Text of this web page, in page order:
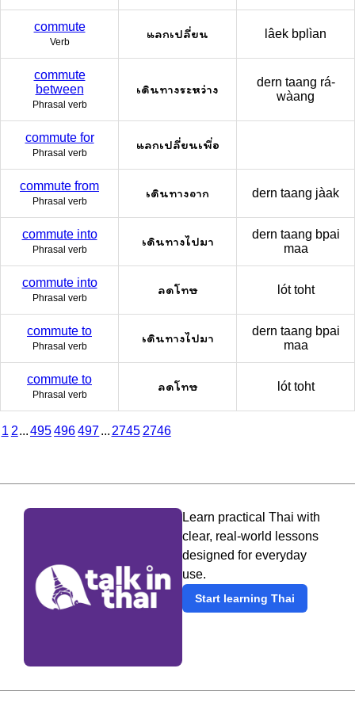
commute
Verb
แลกเปลี่ยน lâek bplìan
commute
between
Phrasal verb
เดินทางระหว่าง
dern taang rá-
wàang
commute for
Phrasal verb
แลกเปลี่ยนเพื่อ
commute from
Phrasal verb
เดินทางจาก dern taang jàak
commute into
Phrasal verb
เดินทางไปมา
dern taang bpai
maa
commute into
Phrasal verb
ลดโทษ lót toht
commute to
Phrasal verb
เดินทางไปมา
dern taang bpai
maa
commute to
Phrasal verb
ลดโทษ lót toht
1 2...495496497... 2745 2746
Learn practical Thai with
clear, real-world lessons
designed for everyday
use.
Start learning Thai